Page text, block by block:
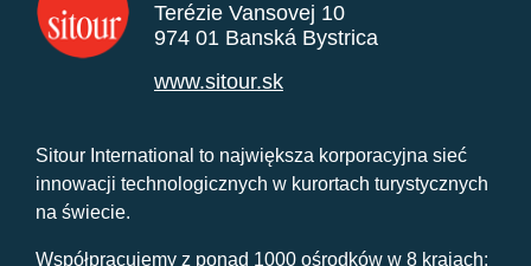
Terézie Vansovej 10
974 01 Banská Bystrica
www.sitour.sk
Sitour International to największa korporacyjna sieć
innowacji technologicznych w kurortach turystycznych
na świecie.
Współpracujemy z ponad 1000 ośrodków w 8 krajach: